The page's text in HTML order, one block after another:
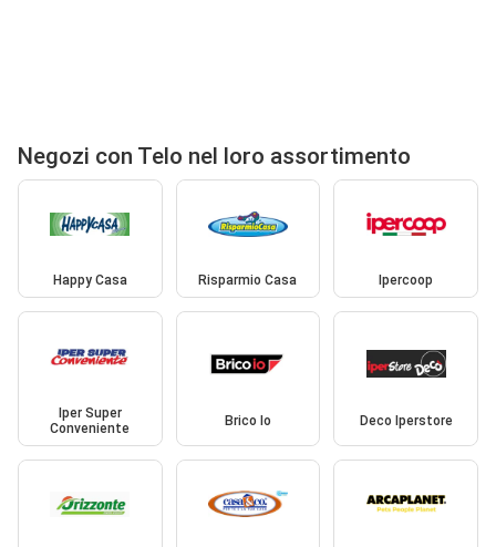
Negozi con Telo nel loro assortimento
Happy Casa Risparmio Casa Ipercoop
Iper Super
Conveniente
Brico Io Deco Iperstore